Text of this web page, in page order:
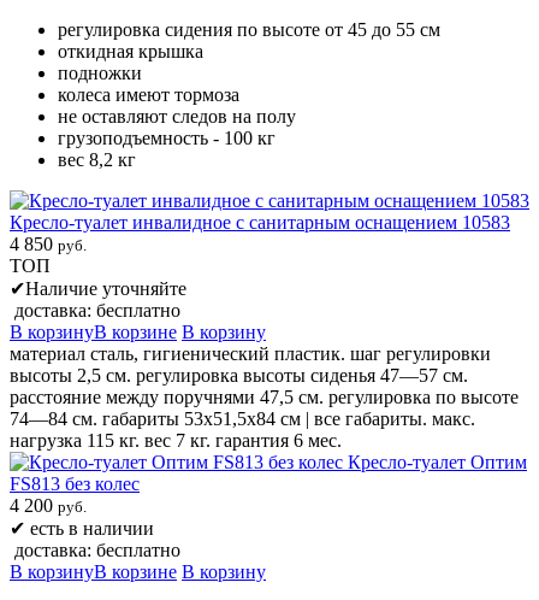
регулировка сидения по высоте от 45 до 55 см
откидная крышка
подножки
колеса имеют тормоза
не оставляют следов на полу
грузоподъемность - 100 кг
вес 8,2 кг
Кресло-туалет инвалидное с санитарным оснащением 10583
4 850 руб.
ТОП
✔Наличие уточняйте
доставка: бесплатно
В корзинуВ корзине В корзину
материал сталь, гигиенический пластик. шаг регулировки
высоты 2,5 см. регулировка высоты сиденья 47—57 см.
расстояние между поручнями 47,5 см. регулировка по высоте
74—84 см. габариты 53х51,5х84 см | все габариты. макс.
нагрузка 115 кг. вес 7 кг. гарантия 6 мес.
Кресло-туалет Оптим
FS813 без колес
4 200 руб.
✔ есть в наличии
доставка: бесплатно
В корзинуВ корзине В корзину